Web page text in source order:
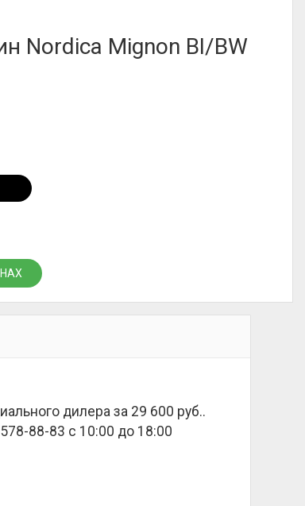
Nordica Mignon BI/BW
дилера за 29 600 руб..
88-83 с 10:00 до 18:00